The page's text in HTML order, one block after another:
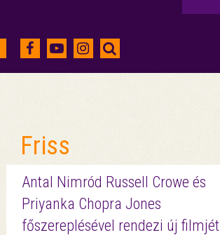
Friss
Antal Nimród Russell Crowe és
Priyanka Chopra Jones
főszereplésével rendezi új filmjét